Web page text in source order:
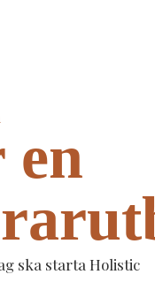
ska starta Holistic